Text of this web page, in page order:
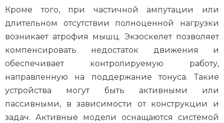
Кроме того, при частичной ампутации или
длительном отсутствии полноценной нагрузки
возникает атрофия мышц. Экзоскелет позволяет
компенсировать недостаток движения и
обеспечивает контролируемую работу,
направленную на поддержание тонуса. Такие
устройства могут быть активными или
пассивными, в зависимости от конструкции и
задач. Активные модели оснащаются системой